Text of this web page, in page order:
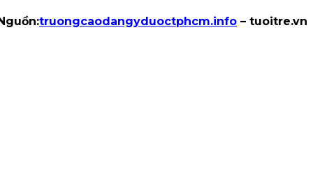
truongcaodangyduoctphcm.info – tuoitre.vn